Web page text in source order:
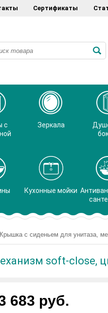
Сертификаты
с
Зеркала
Кухонные мойки
с сиденьем для унитаза,
soft-close,
683 руб.